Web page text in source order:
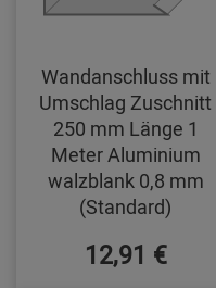
Wandanschluss mit
Umschlag Zuschnitt
250 mm Länge 1
Meter Aluminium
walzblank 0,8 mm
(Standard)
12,91 €